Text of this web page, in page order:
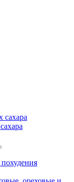
сахара